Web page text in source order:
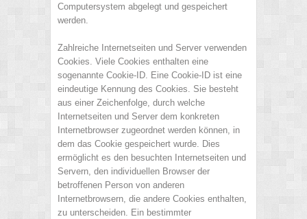
Computersystem abgelegt und gespeichert
werden.
Zahlreiche Internetseiten und Server verwenden
Cookies. Viele Cookies enthalten eine
sogenannte Cookie-ID. Eine Cookie-ID ist eine
eindeutige Kennung des Cookies. Sie besteht
aus einer Zeichenfolge, durch welche
Internetseiten und Server dem konkreten
Internetbrowser zugeordnet werden können, in
dem das Cookie gespeichert wurde. Dies
ermöglicht es den besuchten Internetseiten und
Servern, den individuellen Browser der
betroffenen Person von anderen
Internetbrowsern, die andere Cookies enthalten,
zu unterscheiden. Ein bestimmter